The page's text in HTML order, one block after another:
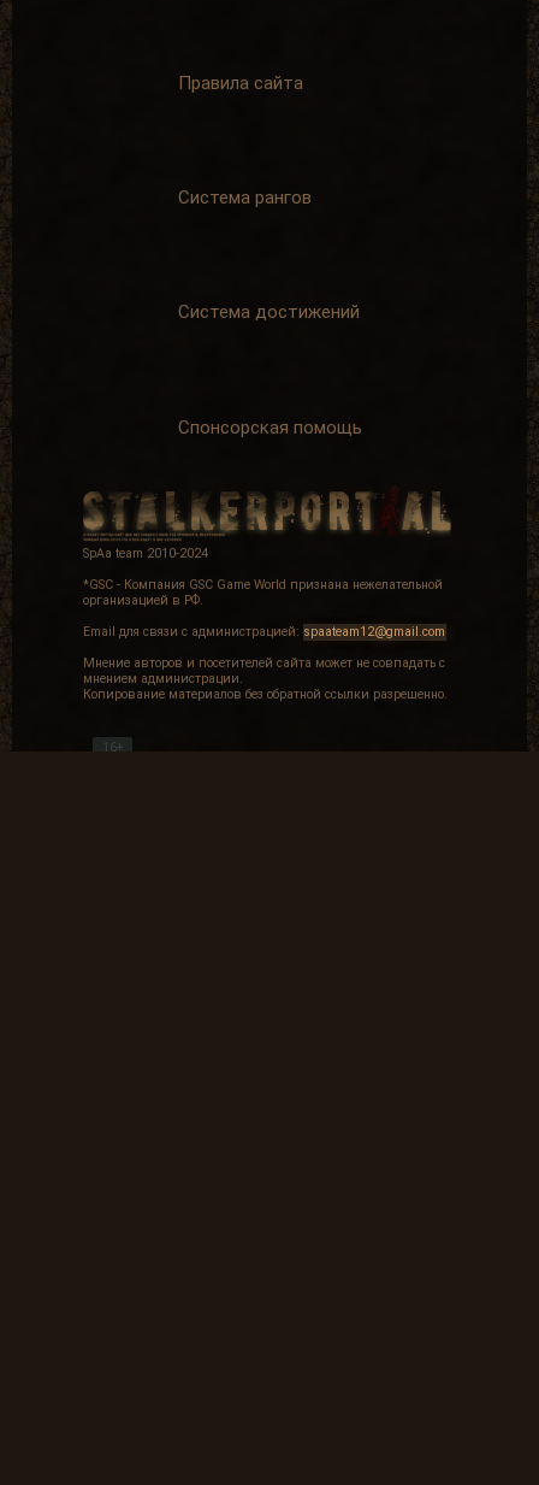
Правила сайта
Система рангов
Система достижений
Спонсорская помощь
SpAa team 2010-2024
*GSC - Компания GSC Game World признана нежелательной
организацией в РФ.
Email для связи с администрацией: spaateam12@gmail.com
Мнение авторов и посетителей сайта может не совпадать с
мнением администрации.
Копирование материалов без обратной ссылки разрешенно.
16+